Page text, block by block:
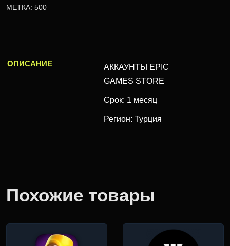
МЕТКА: 500
ОПИСАНИЕ
АККАУНТЫ EPIC
GAMES STORE
Срок: 1 месяц
Регион: Турция
Похожие товары